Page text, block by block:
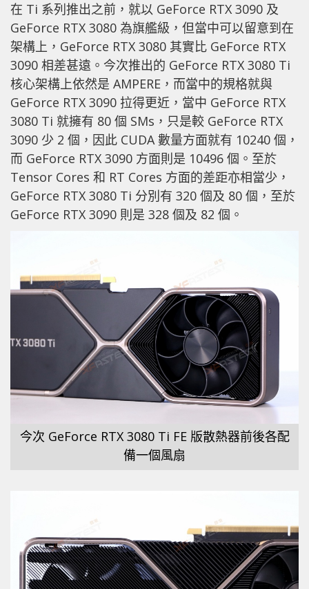
在 Ti 系列推出之前，就以 GeForce RTX 3090 及
GeForce RTX 3080 為旗艦級，但當中可以留意到在
架構上，GeForce RTX 3080 其實比 GeForce RTX
3090 相差甚遠。今次推出的 GeForce RTX 3080 Ti
核心架構上依然是 AMPERE，而當中的規格就與
GeForce RTX 3090 拉得更近，當中 GeForce RTX
3080 Ti 就擁有 80 個 SMs，只是較 GeForce RTX
3090 少 2 個，因此 CUDA 數量方面就有 10240 個，
而 GeForce RTX 3090 方面則是 10496 個。至於
Tensor Cores 和 RT Cores 方面的差距亦相當少，
GeForce RTX 3080 Ti 分別有 320 個及 80 個，至於
GeForce RTX 3090 則是 328 個及 82 個。
今次 GeForce RTX 3080 Ti FE 版散熱器前後各配
備一個風扇